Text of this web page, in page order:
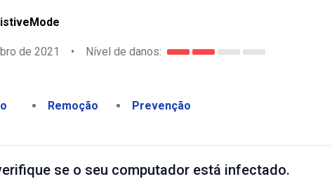
de 2021 • Nível de danos:
Remoção Prevenção
se o seu computador está infectado.